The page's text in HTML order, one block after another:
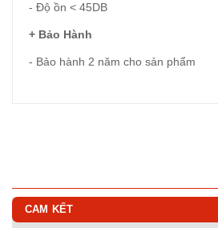
- Độ ồn < 45DB
+ Bảo Hành
- Bảo hành 2 năm cho sản phẩm
CAM KẾT